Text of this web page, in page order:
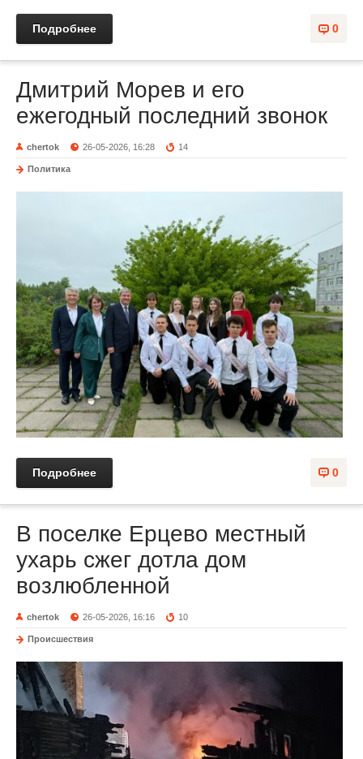
0
Подробнее
Дмитрий Морев и его
ежегодный последний звонок
chertok 26-05-2026, 16:28 14
Политика
0
Подробнее
В поселке Ерцево местный
ухарь сжег дотла дом
возлюбленной
chertok 26-05-2026, 16:16 10
Происшествия